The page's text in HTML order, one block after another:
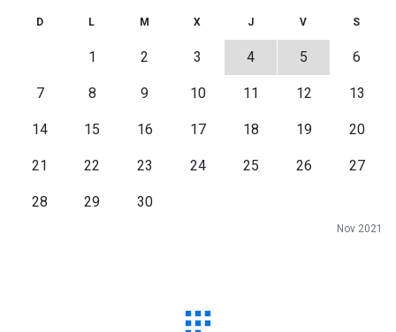
Nov 2021
D L M X J V S
1 2 3 4 5 6
7 8 9 10 11 12 13
14 15 16 17 18 19 20
21 22 23 24 25 26 27
28 29 30